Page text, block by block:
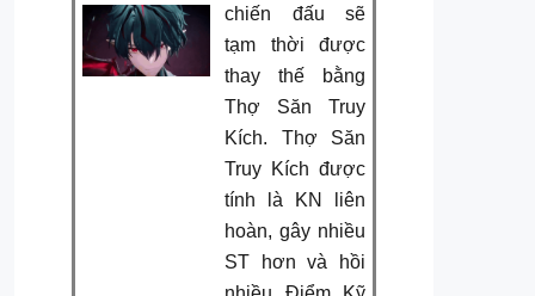
chiến đấu sẽ
tạm thời được
thay thế bằng
Thợ Săn Truy
Kích. Thợ Săn
Truy Kích được
tính là KN liên
hoàn, gây nhiều
ST hơn và hồi